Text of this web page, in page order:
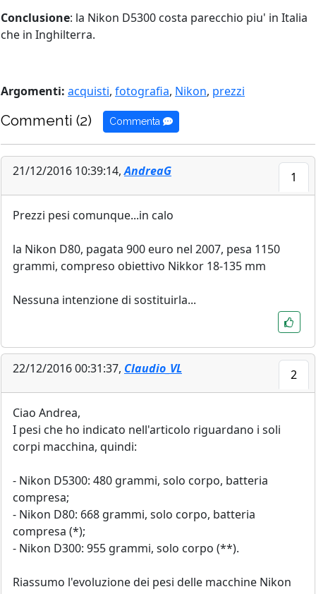
Conclusione: la Nikon D5300 costa parecchio piu' in Italia
che in Inghilterra.
Argomenti: acquisti, fotografia, Nikon, prezzi
Commenti (2) Commenta
21/12/2016 10:39:14,AndreaG 1
Prezzi pesi comunque...in calo
la Nikon D80, pagata 900 euro nel 2007, pesa 1150
grammi, compreso obiettivo Nikkor 18-135 mm
Nessuna intenzione di sostituirla...
22/12/2016 00:31:37, Claudio_VL 2
Ciao Andrea,
I pesi che ho indicato nell'articolo riguardano i soli
corpi macchina, quindi:
- Nikon D5300: 480 grammi, solo corpo, batteria
compresa;
- Nikon D80: 668 grammi, solo corpo, batteria
compresa (*);
- Nikon D300: 955 grammi, solo corpo (**).
Riassumo l'evoluzione dei pesi delle macchine Nikon